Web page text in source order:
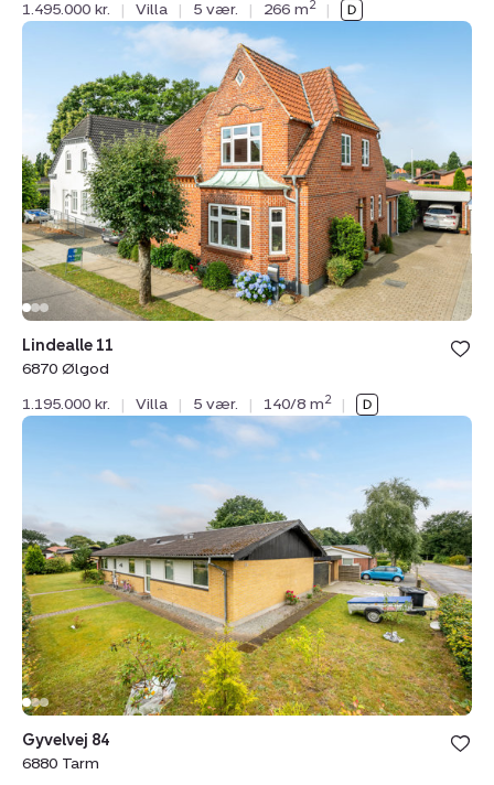
1.495.000 kr.
| Villa | 5 vær. | 266 m2 |
6870
Ølgod
Lindealle 11
6870 Ølgod
1.195.000 kr.
| Villa | 5 vær. | 140/8 m2 |
Tarm
Gyvelvej 84
6880 Tarm